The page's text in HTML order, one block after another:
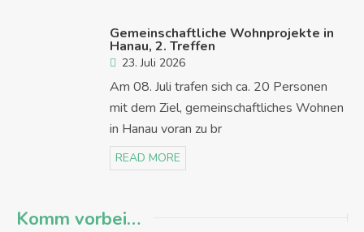
Gemeinschaftliche Wohnprojekte in
Hanau, 2. Treffen
23. Juli 2026
Am 08. Juli trafen sich ca. 20 Personen
mit dem Ziel, gemeinschaftliches Wohnen
in Hanau voran zu br
READ MORE
Komm vorbei…